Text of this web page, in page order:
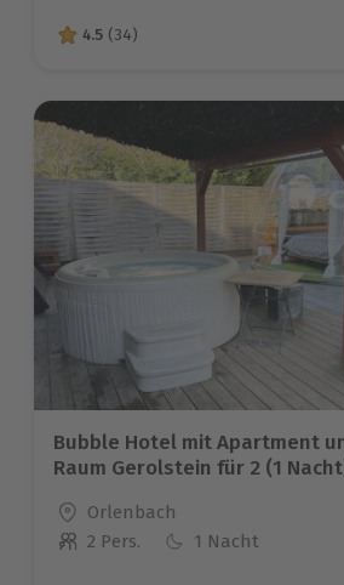
4.5 von 5 Sternen basierend auf
4.5 (34)
Bubble Hotel mit Apartment
Raum Gerolstein für 2 (1
Standort
Orlenbach
Anzahl der Teilnehmer
2 Pers. 1 Nacht